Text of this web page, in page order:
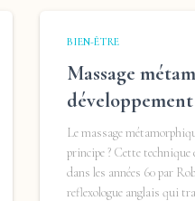
BIEN-ÊTRE
Massage
Le massage
principe ? Cette technique
dans les années 60 par
reflexologue anglais qui